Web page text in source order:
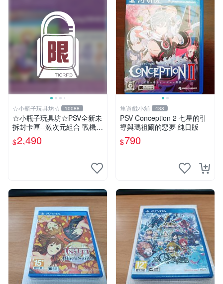
☆小瓶子玩具坊☆ 10088
☆小瓶子玩具坊☆PSV全新未
拆封卡匣--激次元組合 戰機少
女 VS 殭屍軍團 限定版 (日
版)+特典--CD
$2,490
隼遊戲小舖 438
PSV Conception 2 七星的引
導與瑪祖爾的惡夢 純日版
$790